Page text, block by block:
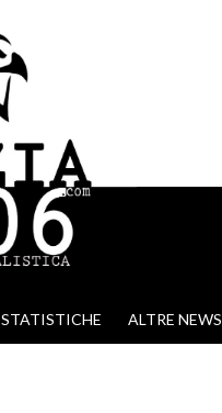
STATISTICHE ALTRE NEWS